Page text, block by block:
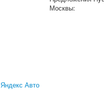
Яндекс Авто
Москвы: